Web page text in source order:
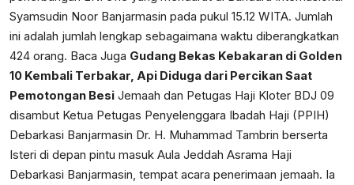
Syamsudin Noor Banjarmasin pada pukul 15.12 WITA. Jumlah
ini adalah jumlah lengkap sebagaimana waktu diberangkatkan
424 orang. Baca Juga Gudang Bekas Kebakaran di Golden
10 Kembali Terbakar, Api Diduga dari Percikan Saat
Pemotongan Besi Jemaah dan Petugas Haji Kloter BDJ 09
disambut Ketua Petugas Penyelenggara Ibadah Haji (PPIH)
Debarkasi Banjarmasin Dr. H. Muhammad Tambrin berserta
Isteri di depan pintu masuk Aula Jeddah Asrama Haji
Debarkasi Banjarmasin, tempat acara penerimaan jemaah. Ia